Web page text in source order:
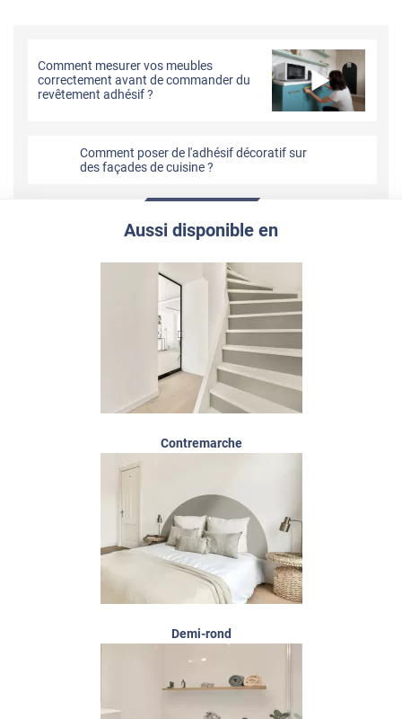
Comment mesurer vos meubles
correctement avant de commander du
revêtement adhésif ?
Comment poser de l'adhésif décoratif sur
des façades de cuisine ?
Aussi disponible en
Contremarche
Demi-rond